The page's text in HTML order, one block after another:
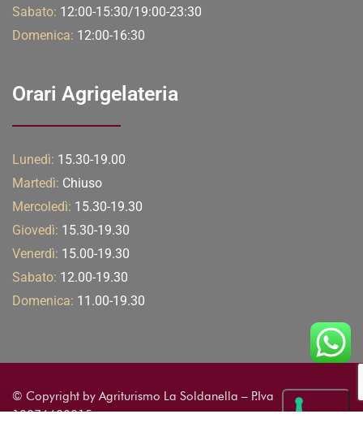
Sabato: 12:00-15:30/19:00-23:30
Domenica: 12:00-16:30
Orari Agrigelateria
Lunedì: 15.30-19.00
Martedì: Chiuso
Mercoledì: 15.30-19.30
Giovedì: 15.30-19.30
Venerdì: 15.00-19.30
Sabato: 12.00-19.30
Domenica: 11.00-19.30
© Copyright by Agriturismo La Soldanella – P.Iva
10876600015